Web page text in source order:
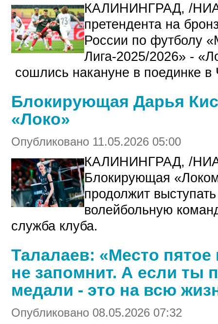
КАЛИНИНГРАД, /
претендента на
России по футболу
Лига-2025/2026» -
сошлись накануне в поединке
Блокирующая Дарья
«Локо»
Опубликовано 11.05.2026 05:00
КАЛИНИНГРАД, /
Блокирующая
продолжит
волейбольную
служба клуба.
Талалаев: «Место пятое
не запомнит. А если ты
медали - это на всю
Опубликовано 08.05.2026 07:32